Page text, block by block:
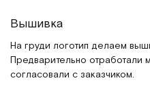
Вышивка
На груди логотип делаем
Предварительно отработали
согласовали с заказчиком.